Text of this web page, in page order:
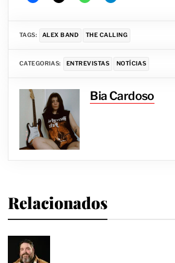
TAGS: ALEX BAND THE CALLING
CATEGORIAS: ENTREVISTAS NOTÍCIAS
Bia Cardoso
Relacionados